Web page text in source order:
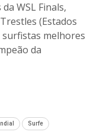
WSL Finals,
(Estados
surfistas melhores
da
Surfe